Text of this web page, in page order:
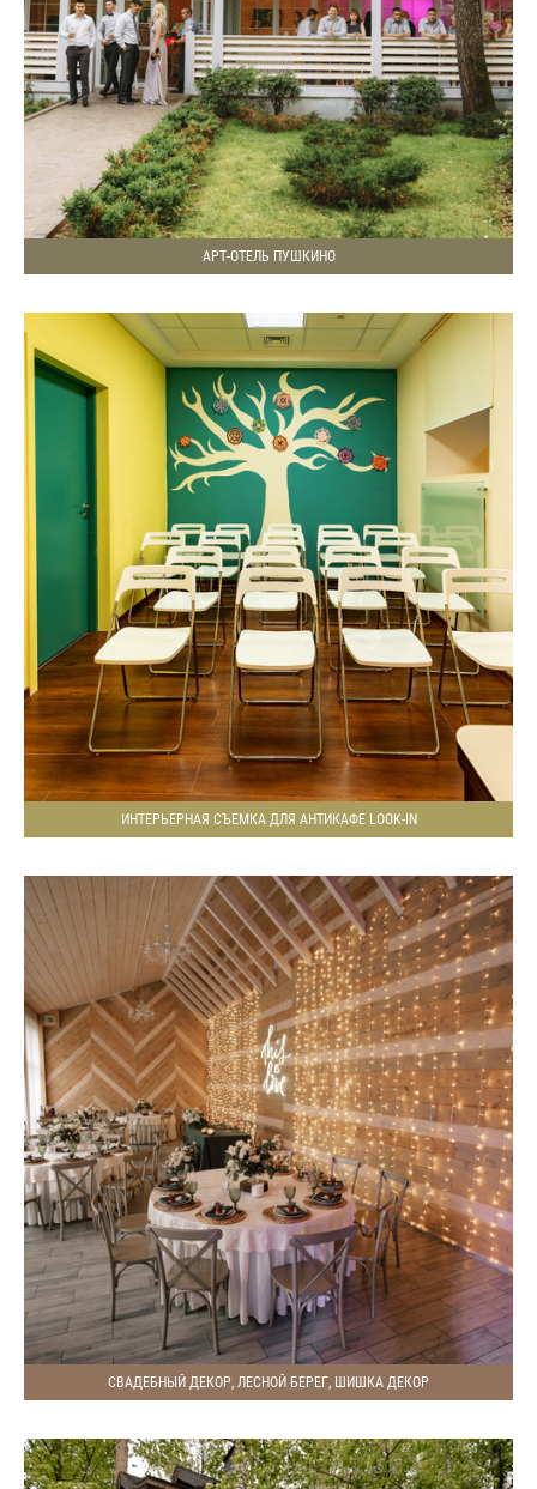
АРТ-ОТЕЛЬ ПУШКИНО
ИНТЕРЬЕРНАЯ СЪЕМКА ДЛЯ АНТИКАФЕ LOOK-IN
СВАДЕБНЫЙ ДЕКОР, ЛЕСНОЙ БЕРЕГ, ШИШКА ДЕКОР